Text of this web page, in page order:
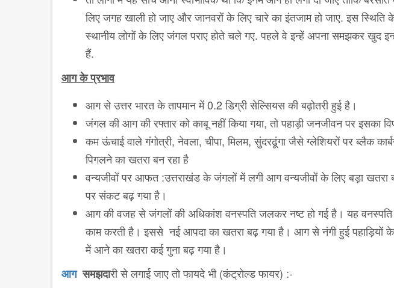
लिए जगह खाली हो जाए और जानवरों के लिए चारे का इंतजाम हो जाए. इस
स्थानीय लोगों के लिए जंगल पराए होते चले गए. पहले वे इन्हें अपना समझकर खुद
हैं.
आग के प्रभाव
आग से उत्तर भारत के तापमान में 0.2 डिग्री सेल्सियस की बढ़ोतरी हुई है।
जंगल की आग की रफ्तार को काबू नहीं किया गया, तो पहाड़ी जनजीवन पर इसका
कम ऊंचाई वाले गंगोत्री, नेवला, चीपा, मिलम, सुंदरढूंगा जैसे ग्लेशियरों पर ब्लैक
पिगलने का खतरा बन रहा है
वन्यजीवों पर आफत :उत्तराखंड के जंगलों में लगी आग वन्यजीवों के लिए बड़ा खतरा
पर संकट बढ़ गया है।
आग की वजह से जंगलों की अधिकांश वनस्पति जलकर नष्ट हो गई है। यह
काम करती है। इससे नई आपदा का खतरा बढ़ गया है। आग से नंगी हुई पहाड़ियों
में आने का खतरा कई गुना बढ़ गया है।
आग समझदारी से लगाई जाए तो फायदे भी (कंट्रोल्ड फायर) :-